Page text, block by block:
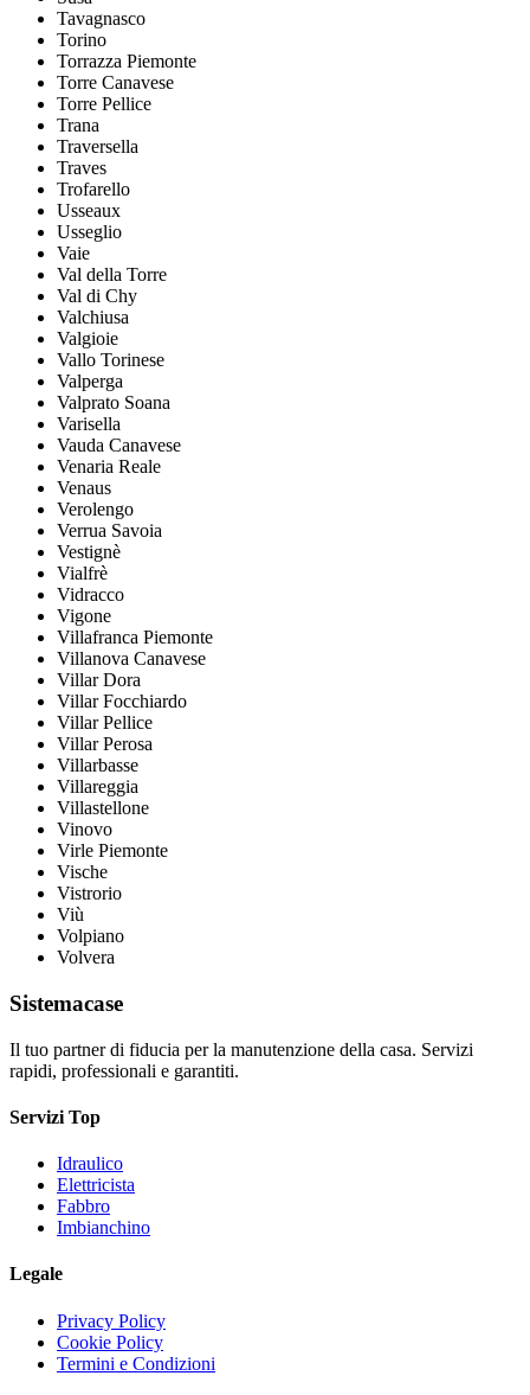
Tavagnasco
Torino
Torrazza Piemonte
Torre Canavese
Torre Pellice
Trana
Traversella
Traves
Trofarello
Usseaux
Usseglio
Vaie
Val della Torre
Val di Chy
Valchiusa
Valgioie
Vallo Torinese
Valperga
Valprato Soana
Varisella
Vauda Canavese
Venaria Reale
Venaus
Verolengo
Verrua Savoia
Vestignè
Vialfrè
Vidracco
Vigone
Villafranca Piemonte
Villanova Canavese
Villar Dora
Villar Focchiardo
Villar Pellice
Villar Perosa
Villarbasse
Villareggia
Villastellone
Vinovo
Virle Piemonte
Vische
Vistrorio
Viù
Volpiano
Volvera
Sistemacase
Il tuo partner di fiducia per la manutenzione della casa. Servizi
rapidi, professionali e garantiti.
Servizi Top
Idraulico
Elettricista
Fabbro
Imbianchino
Legale
Privacy Policy
Cookie Policy
Termini e Condizioni